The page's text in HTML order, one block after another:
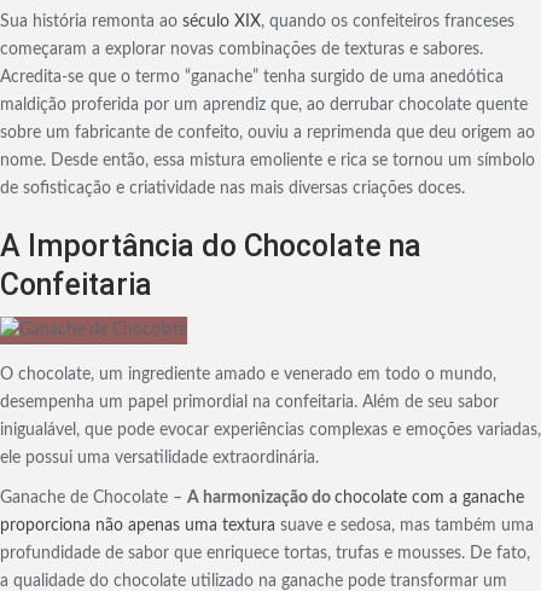
Sua história remonta ao século XIX, quando os confeiteiros franceses
começaram a explorar novas combinações de texturas e sabores.
Acredita-se que o termo “ganache” tenha surgido de uma anedótica
maldição proferida por um aprendiz que, ao derrubar chocolate quente
sobre um fabricante de confeito, ouviu a reprimenda que deu origem ao
nome. Desde então, essa mistura emoliente e rica se tornou um símbolo
de sofisticação e criatividade nas mais diversas criações doces.
A Importância do Chocolate na
Confeitaria
O chocolate, um ingrediente amado e venerado em todo o mundo,
desempenha um papel primordial na confeitaria. Além de seu sabor
inigualável, que pode evocar experiências complexas e emoções variadas,
ele possui uma versatilidade extraordinária.
Ganache de Chocolate – A harmonização do chocolate com a ganache
proporciona não apenas uma textura suave e sedosa, mas também uma
profundidade de sabor que enriquece tortas, trufas e mousses. De fato,
a qualidade do chocolate utilizado na ganache pode transformar um